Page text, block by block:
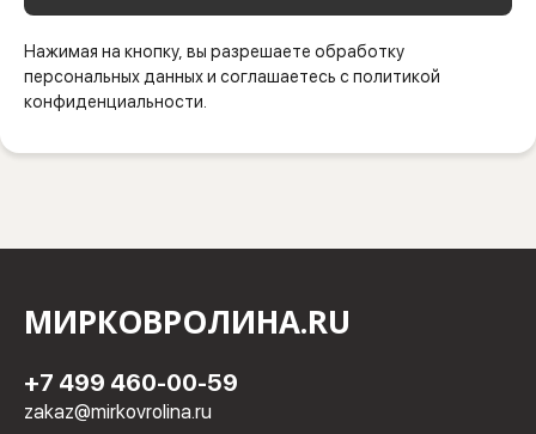
Нажимая на кнопку, вы разрешаете обработку
персональных данных и соглашаетесь с политикой
конфиденциальности.
МИРКОВРОЛИНА.RU
+7 499 460-00-59
zakaz@mirkovrolina.ru